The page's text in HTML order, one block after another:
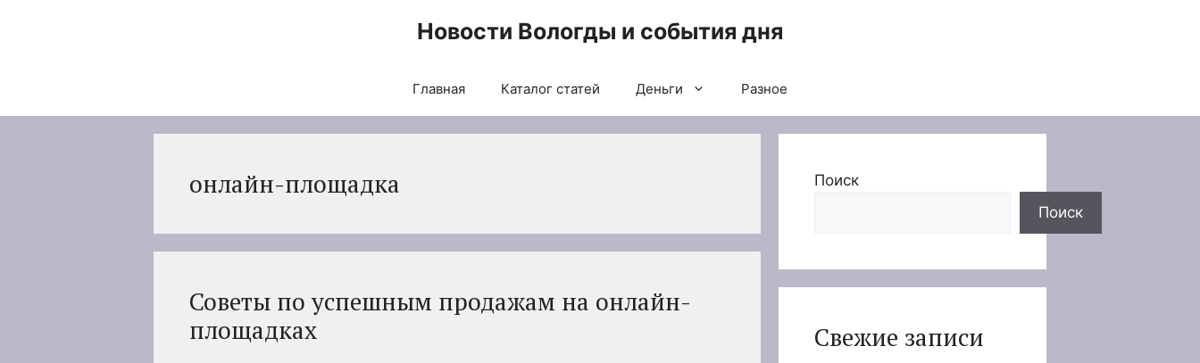
Новости Вологды и события дня
Главная Каталог статей Деньги Разное
онлайн-площадка
Советы по успешным продажам на онлайн-
площадках
Поиск
Поиск
Свежие записи